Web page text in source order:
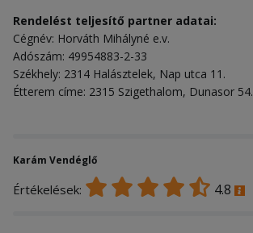
Rendelést teljesítő partner adatai:
Cégnév: Horváth Mihályné e.v.
Adószám: 49954883-2-33
Székhely: 2314 Halásztelek, Nap utca 11.
Étterem címe: 2315 Szigethalom, Dunasor 54.
Karám Vendéglő
Értékelések: 4.8